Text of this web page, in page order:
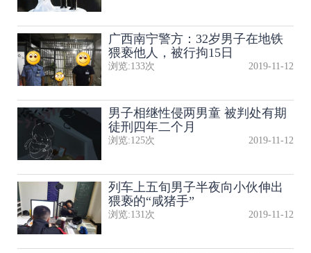
广西南宁警方：32岁男子在地铁
猥亵他人，被行拘15日
浏览:133次 2019-11-12
男子相继性侵两男童 被判处有期
徒刑四年二个月
浏览:125次 2019-11-12
列车上五旬男子半夜向小伙伸出
猥亵的“咸猪手”
浏览:131 次 2019-11-12